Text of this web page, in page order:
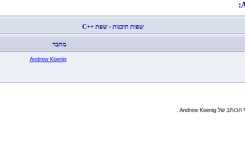
שפות תיכנות - שפת C++
מחבר
Andrew Koenig